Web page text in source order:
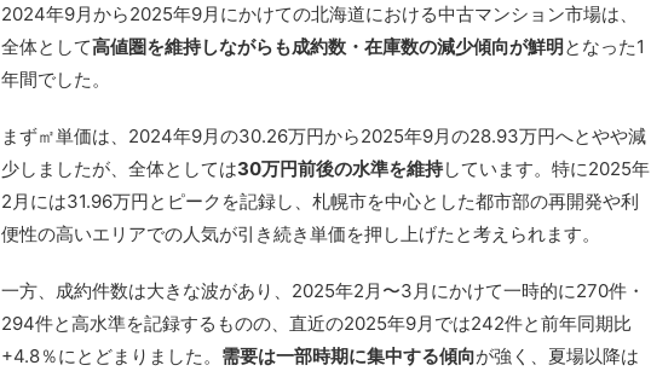
2024年9月から2025年9月にかけての北海道における中古マンション市場は、
全体として高値圏を維持しながらも成約数・在庫数の減少傾向が鮮明となった1
年間でした。
まず㎡単価は、2024年9月の30.26万円から2025年9月の28.93万円へとやや減
少しましたが、全体としては30万円前後の水準を維持しています。特に2025年
2月には31.96万円とピークを記録し、札幌市を中心とした都市部の再開発や利
便性の高いエリアでの人気が引き続き単価を押し上げたと考えられます。
一方、成約件数は大きな波があり、2025年2月〜3月にかけて一時的に270件・
294件と高水準を記録するものの、直近の2025年9月では242件と前年同期比
+4.8％にとどまりました。 需要は一部時期に集中する傾向が強く、夏場以降は